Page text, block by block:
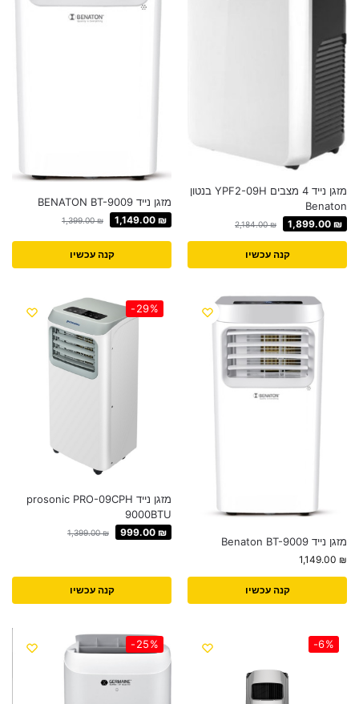
מזגן נייד 4 מצבים YPF2-09H בנטון
Benaton
2,184.00₪ 1,899.00 ₪
קנה עכשיו
מזגן נייד BENATON BT-9009
1,399.00₪ 1,149.00 ₪
קנה עכשיו
מזגן נייד Benaton BT-9009
1,149.00 ₪
קנה עכשיו
-29%
מזגן נייד prosonic PRO-09CPH
9000BTU
1,399.00₪ 999.00 ₪
קנה עכשיו
-6%
-25%